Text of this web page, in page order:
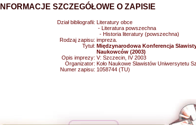
INFORMACJE SZCZEGÓŁOWE O ZAPISIE
Dział bibliografii: Literatury obce
- Literatura powszechna
- Historia literatury (powszechna)
Rodzaj zapisu: impreza.
Tytuł: Międzynarodowa Konferencja
Naukowców (2003)
Opis imprezy: V: Szczecin, IV 2003
Organizator: Koło Naukowe Slawistów Uniwersytetu
Numer zapisu: 1058744 (TU)